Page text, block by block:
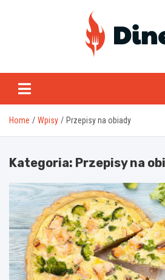
Home Wpisy Przepisy na obiady
Kategoria: Przepisy na